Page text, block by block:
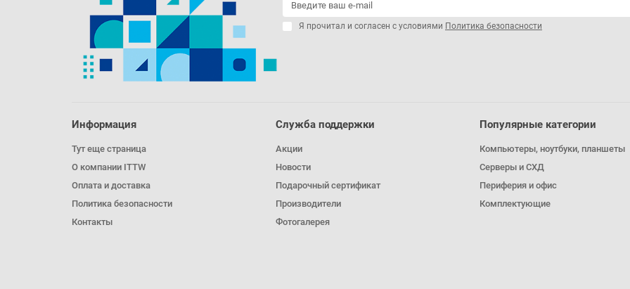
Я прочитал и согласен с условиями Политика безопасности
Информация
Тут еще страница
О компании ITTW
Оплата и доставка
Политика безопасности
Контакты
Служба поддержки
Акции
Новости
Подарочный сертификат
Производители
Фотогалерея
Популярные категории
Компьютеры, ноутбуки, планшеты
Серверы и СХД
Периферия и офис
Комплектующие